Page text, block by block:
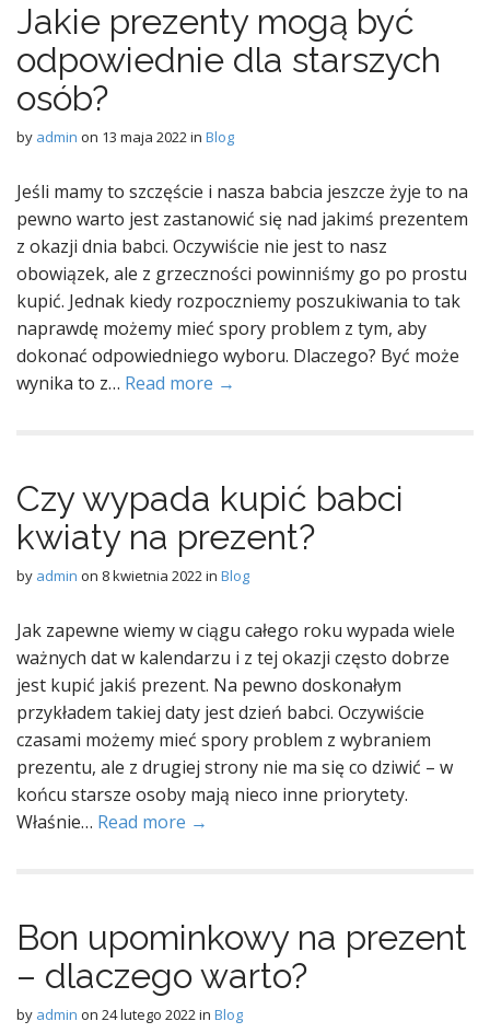
Jakie prezenty mogą być
odpowiednie dla starszych
osób?
by admin on 13 maja 2022in Blog
Jeśli mamy to szczęście i nasza babcia jeszcze żyje to na
pewno warto jest zastanowić się nad jakimś prezentem
z okazji dnia babci. Oczywiście nie jest to nasz
obowiązek, ale z grzeczności powinniśmy go po prostu
kupić. Jednak kiedy rozpoczniemy poszukiwania to tak
naprawdę możemy mieć spory problem z tym, aby
dokonać odpowiedniego wyboru. Dlaczego? Być może
wynika to z… Read more →
Czy wypada kupić babci
kwiaty na prezent?
by admin on 8 kwietnia 2022in Blog
Jak zapewne wiemy w ciągu całego roku wypada wiele
ważnych dat w kalendarzu i z tej okazji często dobrze
jest kupić jakiś prezent. Na pewno doskonałym
przykładem takiej daty jest dzień babci. Oczywiście
czasami możemy mieć spory problem z wybraniem
prezentu, ale z drugiej strony nie ma się co dziwić – w
końcu starsze osoby mają nieco inne priorytety.
Właśnie… Read more →
Bon upominkowy na prezent
– dlaczego warto?
by admin on 24 lutego 2022in Blog